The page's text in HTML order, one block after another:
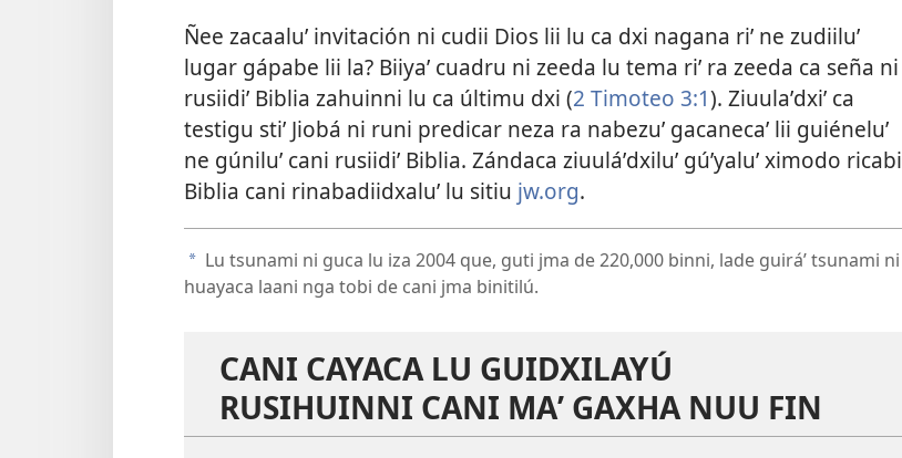
Ñee zacaaluʼ invitación ni cudii Dios lii lu ca dxi nagana riʼ ne zudiiluʼ
lugar gápabe lii la? Biiyaʼ cuadru ni zeeda lu tema riʼ ra zeeda ca seña ni
rusiidiʼ Biblia zahuinni lu ca últimu dxi (2 Timoteo 3:1). Ziuulaʼdxiʼ ca
testigu stiʼ Jiobá ni runi predicar neza ra nabezuʼ gacanecaʼ lii guiéneluʼ
ne gúniluʼ cani rusiidiʼ Biblia. Zándaca ziuuláʼdxiluʼ gúʼyaluʼ ximodo ricabi
Biblia cani rinabadiidxaluʼ lu sitiu jw.org.
a Lu tsunami ni guca lu iza 2004 que, guti jma de 220,000 binni, lade guiráʼ tsunami ni
huayaca laani nga tobi de cani jma binitilú.
CANI CAYACA LU GUIDXILAYÚ
RUSIHUINNI CANI MAʼ GAXHA NUU FIN